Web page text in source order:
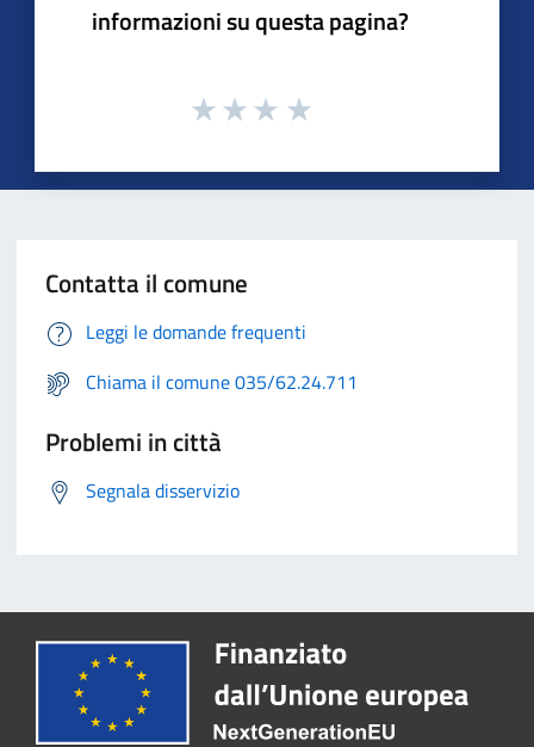
informazioni su questa pagina?
Contatta il comune
Leggi le domande frequenti
Chiama il comune 035/62.24.711
Problemi in città
Segnala disservizio